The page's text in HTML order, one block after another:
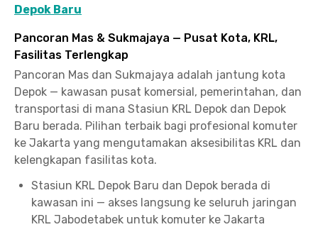
Depok Baru
Pancoran Mas & Sukmajaya — Pusat Kota, KRL,
Fasilitas Terlengkap
Pancoran Mas dan Sukmajaya adalah jantung kota
Depok — kawasan pusat komersial, pemerintahan, dan
transportasi di mana Stasiun KRL Depok dan Depok
Baru berada. Pilihan terbaik bagi profesional komuter
ke Jakarta yang mengutamakan aksesibilitas KRL dan
kelengkapan fasilitas kota.
Stasiun KRL Depok Baru dan Depok berada di
kawasan ini — akses langsung ke seluruh jaringan
KRL Jabodetabek untuk komuter ke Jakarta